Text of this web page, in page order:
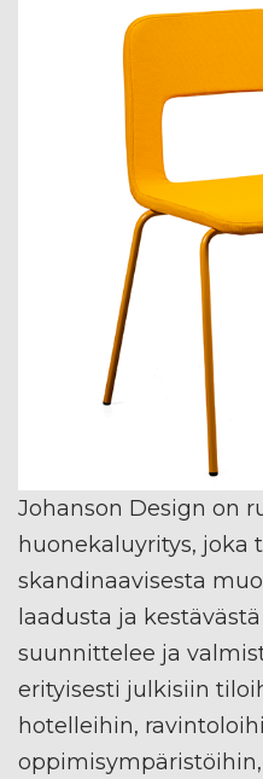
Johanson Design on
huonekaluyritys, joka
skandinaavisesta
laadusta ja
suunnittelee ja
erityisesti julkisiin
hotelleihin,